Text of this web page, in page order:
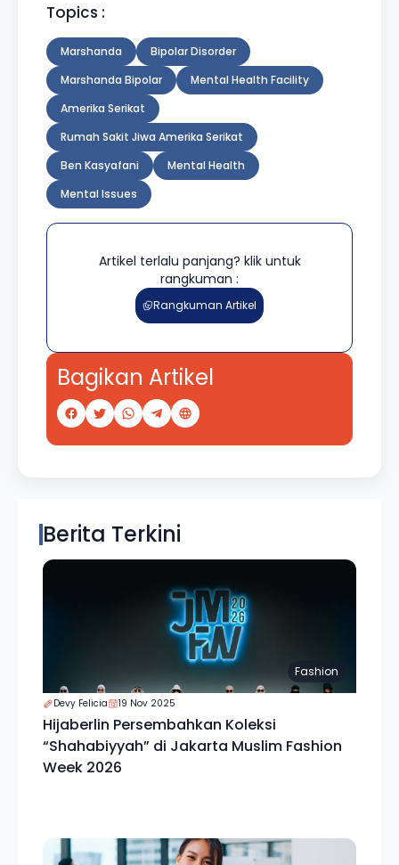
Topics :
Marshanda
Bipolar Disorder
Marshanda Bipolar
Mental Health Facility
Amerika Serikat
Rumah Sakit Jiwa Amerika Serikat
Ben Kasyafani
Mental Health
Mental Issues
Artikel terlalu panjang? klik untuk
rangkuman :
Rangkuman Artikel
Bagikan Artikel
Berita Terkini
Fashion
Devy Felicia 19 Nov 2025
Hijaberlin Persembahkan Koleksi
“Shahabiyyah” di Jakarta Muslim Fashion
Week 2026